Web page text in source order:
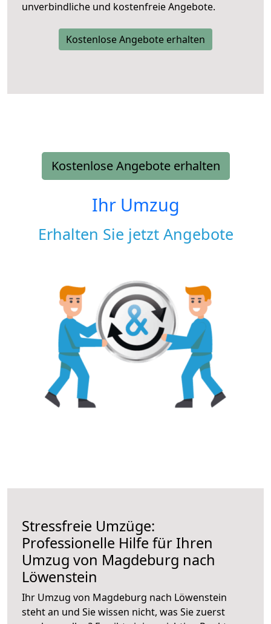
unverbindliche und kostenfreie Angebote.
Kostenlose Angebote erhalten
Kostenlose Angebote erhalten
Ihr Umzug
Erhalten Sie jetzt Angebote
Stressfreie Umzüge:
Professionelle Hilfe für Ihren
Umzug von Magdeburg nach
Löwenstein
Ihr Umzug von Magdeburg nach Löwenstein
steht an und Sie wissen nicht, was Sie zuerst